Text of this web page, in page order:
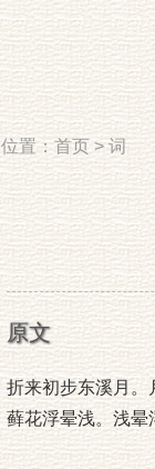
位置：首页>词
原文
折来初步东溪月。
藓花浮晕浅。浅晕